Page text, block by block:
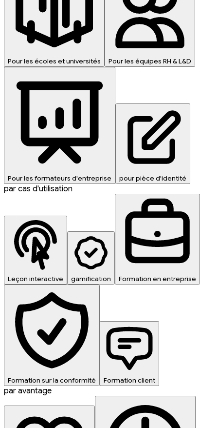
Pour les écoles et universités Pour les équipes RH & L&D
Pour les formateurs d'entreprise pour pièce d'identité
par cas d'utilisation
Leçon interactive gamification Formation en entreprise
Formation sur la conformité Formation client
par avantage